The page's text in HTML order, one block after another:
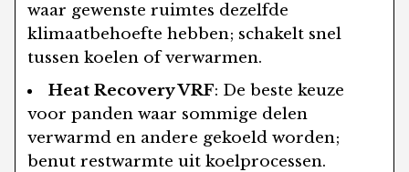
waar gewenste ruimtes dezelfde
klimaatbehoefte hebben; schakelt snel
tussen koelen of verwarmen.
Heat Recovery VRF: De beste keuze
voor panden waar sommige delen
verwarmd en andere gekoeld worden;
benut restwarmte uit koelprocessen.